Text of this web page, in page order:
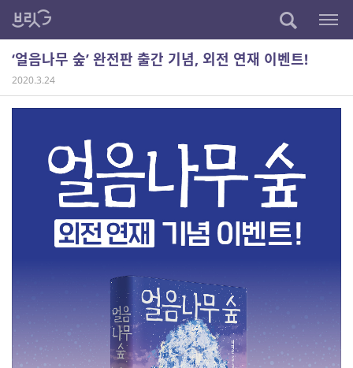
‘얼음나무 숲’ 완전판 출간 기념, 외전 연재 이벤트!
2020.3.24